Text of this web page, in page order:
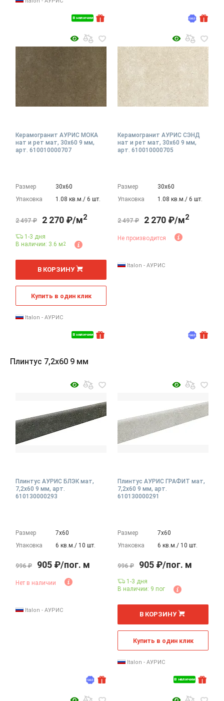
В наличии
Керамогранит АУРИС МОКА
нат и рет мат, 30x60 9 мм,
арт. 610010000707
Размер
30х60
Упаковка
1.08 кв.м./ 6 шт.
В наличии
2 497 ₽ 2 270 ₽/м2
1-3 дня
В наличии: 3.6 м2
м
В КОРЗИНУ
Купить в один клик
Italon - АУРИС
Керамогранит АУРИС СЭНД
нат и рет мат, 30x60 9 мм,
арт. 610010000705
Размер
30х60
Упаковка
1.08 кв.м./ 6 шт.
2 497 ₽ 2 270 ₽/м2
Не производится
Italon - АУРИС
Плинтус 7,2x60 9 мм
Плинтус АУРИС БЛЭК мат,
7,2x60 9 мм, арт.
610130000293
Размер
7х60
Упаковка
6 кв.м./ 10 шт.
996 ₽ 905 ₽/пог. м
Нет в наличии
Italon - АУРИС
Плинтус АУРИС ГРАФИТ мат,
7,2x60 9 мм, арт.
610130000291
Размер
7х60
Упаковка
6 кв.м./ 10 шт.
В наличии
996 ₽ 905 ₽/пог. м
1-3 дня
В наличии: 9 пог
пог. м
В КОРЗИНУ
Купить в один клик
Italon - АУРИС